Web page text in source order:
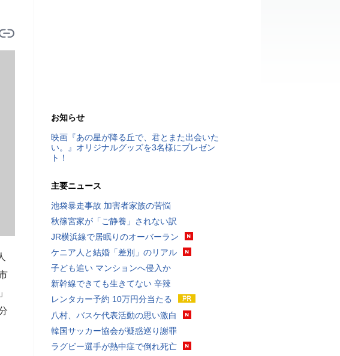
お知らせ
映画『あの星が降る丘で、君とまた出会いた
い。』オリジナルグッズを3名様にプレゼン
ト！
主要ニュース
池袋暴走事故 加害者家族の苦悩
秋篠宮家が「ご静養」されない訳
JR横浜線で居眠りのオーバーラン
ケニア人と結婚「差別」のリアル
子ども追い マンションへ侵入か
新幹線できても生きてない 辛辣
レンタカー予約 10万円分当たる
八村、バスケ代表活動の思い激白
韓国サッカー協会が疑惑巡り謝罪
ラグビー選手が熱中症で倒れ死亡